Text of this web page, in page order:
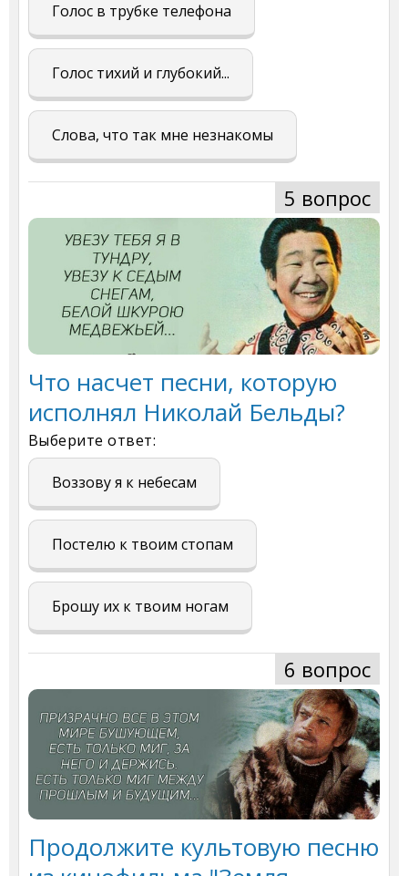
Голос в трубке телефона
Голос тихий и глубокий...
Слова, что так мне незнакомы
5 вопрос
Что насчет песни, которую
исполнял Николай Бельды?
Выберите ответ:
Воззову я к небесам
Постелю к твоим стопам
Брошу их к твоим ногам
6 вопрос
Продолжите культовую песню